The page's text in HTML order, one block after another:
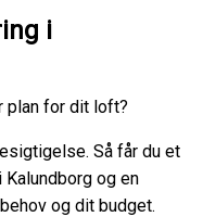
i
plan for dit loft?
Så får du et
og en
og dit budget.